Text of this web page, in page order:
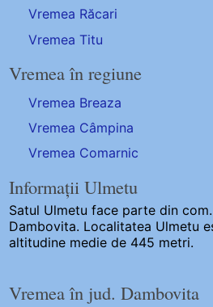
Vremea Răcari
Vremea Titu
Vremea în regiune
Vremea Breaza
Vremea Câmpina
Vremea Comarnic
Informații Ulmetu
Satul Ulmetu face parte din
Dambovita. Localitatea Ulmetu
altitudine medie de 445 metri.
Vremea în jud. Dambovita